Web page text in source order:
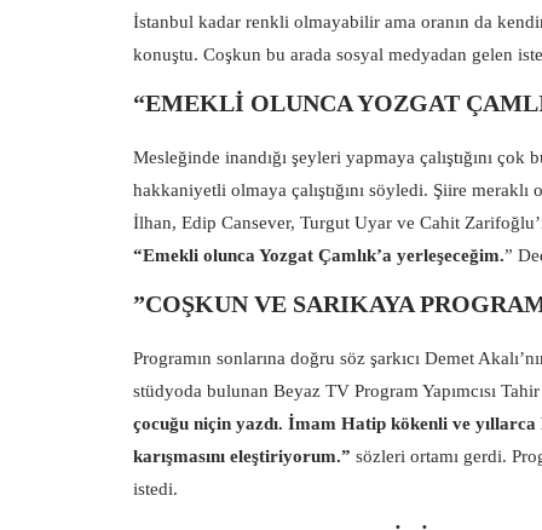
İstanbul kadar renkli olmayabilir ama oranın da
konuştu. Coşkun bu arada sosyal medyadan gelen
“EMEKLİ OLUNCA YOZGAT
Mesleğinde inandığı şeyleri yapmaya çalıştığını
hakkaniyetli olmaya çalıştığını söyledi. Şiire
İlhan, Edip Cansever, Turgut Uyar ve Cahit
“Emekli olunca Yozgat Çamlık’a yerleşeceğim.”
”COŞKUN VE SARIKAYA
Programın sonlarına doğru söz şarkıcı Demet
stüdyoda bulunan Beyaz TV Program Yapımcısı Tahir
çocuğu niçin yazdı. İmam Hatip kökenli ve
karışmasını eleştiriyorum.” sözleri ortamı gerdi.
istedi.